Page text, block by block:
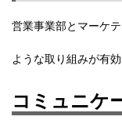
営業事業部とマーケ
ような取り組みが有効
コミュニケ